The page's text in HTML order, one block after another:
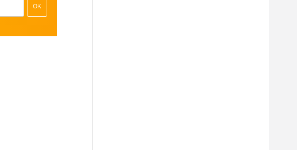
OK